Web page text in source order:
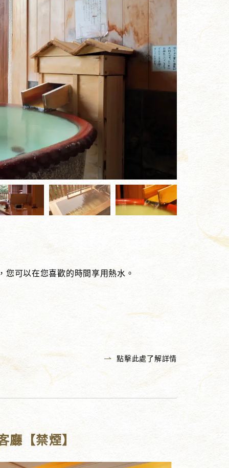
可以在您喜歡的時間享用熱水。
點擊此處了解詳情
廳【禁煙】